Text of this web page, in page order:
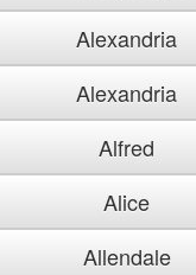
Alexandria
Alexandria
Alfred
Alice
Allendale